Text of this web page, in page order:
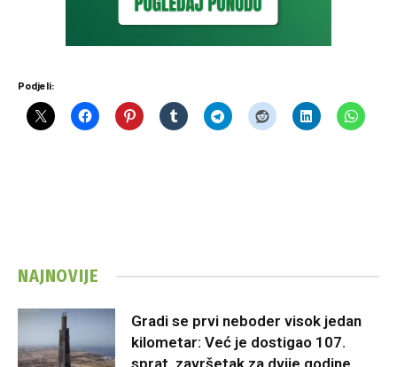
Podjeli:
NAJNOVIJE
Gradi se prvi neboder visok jedan
kilometar: Već je dostigao 107.